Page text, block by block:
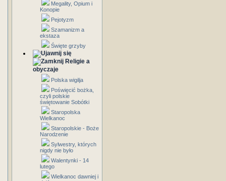
Megality, Opium i
Konopie
Pejotyzm
Szamanizm a
ekstaza
Święte grzyby
Religie a
obyczaje
Polska wigilja
Poświęcić bożka,
czyli polskie
świętowanie Sobótki
Staropolska
Wielkanoc
Staropolskie - Boże
Narodzenie
Sylwestry, których
nigdy nie było
Walentynki - 14
lutego
Wielkanoc dawniej i